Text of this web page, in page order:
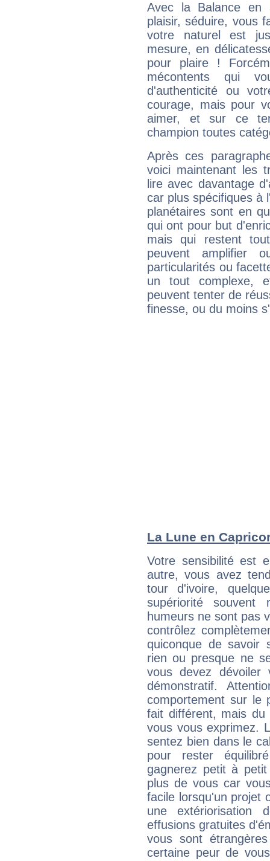
Avec la Balance en
plaisir, séduire, vous
votre naturel est
mesure, en
pour plaire !
mécontents qui
d'authenticité ou
courage, mais pour
aimer, et sur ce
champion toutes
Après ces
voici maintenant les
lire avec davantage
car plus spécifiques à
planétaires sont en
qui ont pour but
mais qui restent
peuvent amplifier
particularités ou
un tout complexe,
peuvent tenter de
finesse, ou du moins
La Lune en
Votre sensibilité est
autre, vous avez
tour d'ivoire,
supériorité souvent
humeurs ne sont pas
contrôlez
quiconque de savoir
rien ou presque ne
vous devez
démonstratif.
comportement sur le
fait différent, mais du
vous vous exprimez.
sentez bien dans le
pour rester
gagnerez petit à
plus de vous car
facile lorsqu'un projet
une extériorisation
effusions gratuites
vous sont
certaine peur de